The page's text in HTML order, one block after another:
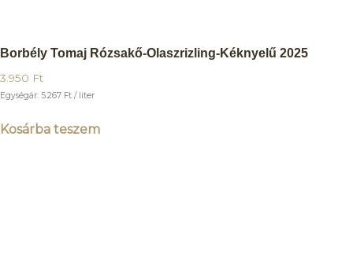
Borbély Tomaj Rózsakő-Olaszrizling-Kéknyelű 2025
3.950 Ft
Egységár: 5.267 Ft / liter
Kosárba teszem